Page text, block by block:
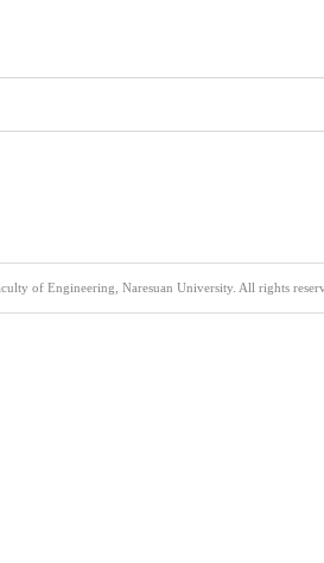
of Engineering, Naresuan University. All rights